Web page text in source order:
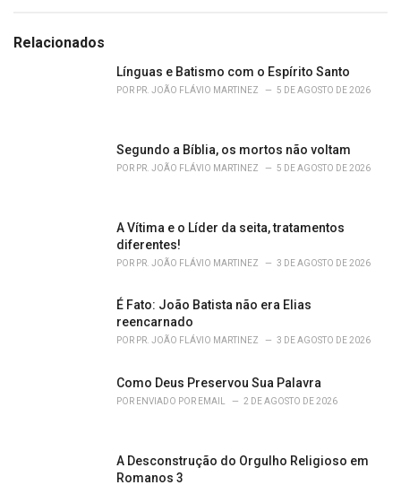
eRelacionados
Línguas e Batismo com o Espírito Santo
POR PR. JOÃO FLÁVIO MARTINEZ 5 DE AGOSTO DE 2026
Segundo a Bíblia, os mortos não voltam
POR PR. JOÃO FLÁVIO MARTINEZ 5 DE AGOSTO DE 2026
A Vítima e o Líder da seita, tratamentos
diferentes!
POR PR. JOÃO FLÁVIO MARTINEZ 3 DE AGOSTO DE 2026
É Fato: João Batista não era Elias
reencarnado
POR PR. JOÃO FLÁVIO MARTINEZ 3 DE AGOSTO DE 2026
Como Deus Preservou Sua Palavra
POR ENVIADO POR EMAIL 2 DE AGOSTO DE 2026
A Desconstrução do Orgulho Religioso em
Romanos 3